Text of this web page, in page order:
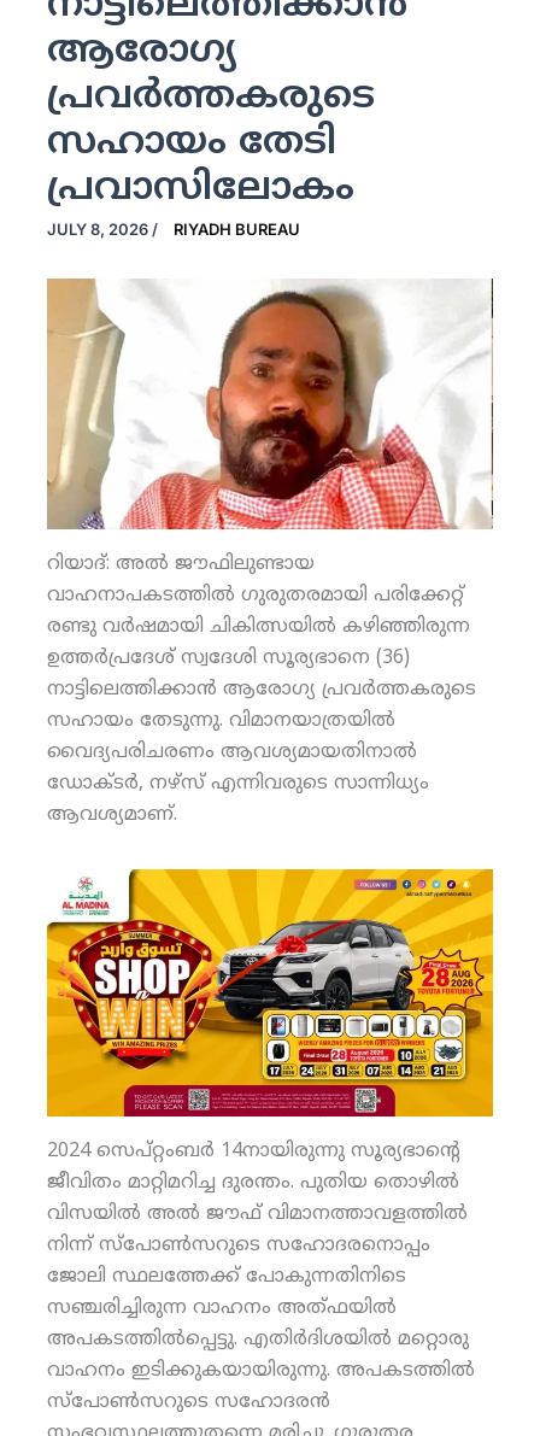
ആരോഗ്യ
പ്രവര്‍ത്തകരുടെ
സഹായം തേടി
പ്രവാസിലോകം
JULY 8, 2026 / RIYADH BUREAU
റിയാദ്: അല്‍ ജൗഫിലുണ്ടായ
വാഹനാപകടത്തില്‍ ഗുരുതരമായി പരിക്കേറ്റ്
രണ്ടു വര്‍ഷമായി ചികിത്സയില്‍ കഴിഞ്ഞിരുന്ന
ഉത്തര്‍പ്രദേശ് സ്വദേശി സൂര്യഭാനെ (36)
നാട്ടിലെത്തിക്കാന്‍ ആരോഗ്യ പ്രവര്‍ത്തകരുടെ
സഹായം തേടുന്നു. വിമാനയാത്രയില്‍
വൈദ്യപരിചരണം ആവശ്യമായതിനാല്‍
ഡോക്ടര്‍, നഴ്‌സ് എന്നിവരുടെ സാന്നിധ്യം
ആവശ്യമാണ്.
2024 സെപ്റ്റംബര്‍ 14നായിരുന്നു സൂര്യഭാന്റെ
ജീവിതം മാറ്റിമറിച്ച ദുരന്തം. പുതിയ തൊഴില്‍
വിസയില്‍ അല്‍ ജൗഫ് വിമാനത്താവളത്തില്‍
നിന്ന് സ്‌പോണ്‍സറുടെ സഹോദരനൊപ്പം
ജോലി സ്ഥലത്തേക്ക് പോകുന്നതിനിടെ
സഞ്ചരിച്ചിരുന്ന വാഹനം അത്ഫയില്‍
അപകടത്തില്‍പ്പെട്ടു. എതിര്‍ദിശയില്‍ മറ്റൊരു
വാഹനം ഇടിക്കുകയായിരുന്നു. അപകടത്തില്‍
സ്‌പോണ്‍സറുടെ സഹോദരന്‍